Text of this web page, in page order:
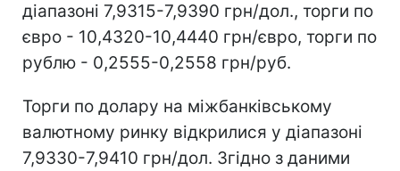
діапазоні 7,9315-7,9390 грн/дол., торги по
євро - 10,4320-10,4440 грн/євро, торги по
рублю - 0,2555-0,2558 грн/руб.
Торги по долару на міжбанківському
валютному ринку відкрилися у діапазоні
7,9330-7,9410 грн/дол. Згідно з даними